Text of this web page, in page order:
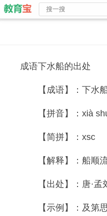
成语下水船的出处
【成语】：下水
【拼音】：xià
【简拼】：xsc
【解释】：船顺流
【出处】：唐·孟郊
【示例】：及第思